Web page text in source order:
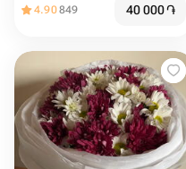
4.90849 40 000֏